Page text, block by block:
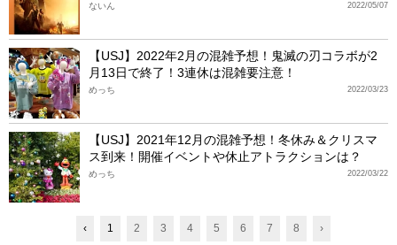
2022/05/07
ないん
【USJ】2022年2月の混雑予想！鬼滅の刃コラボが2
月13日で終了！3連休は混雑要注意！
2022/03/23
めっち
【USJ】2021年12月の混雑予想！冬休み＆クリスマ
ス到来！開催イベントや休止アトラクションは？
2022/03/22
めっち
‹ 1 2 3 4 5 6 7 8 ›